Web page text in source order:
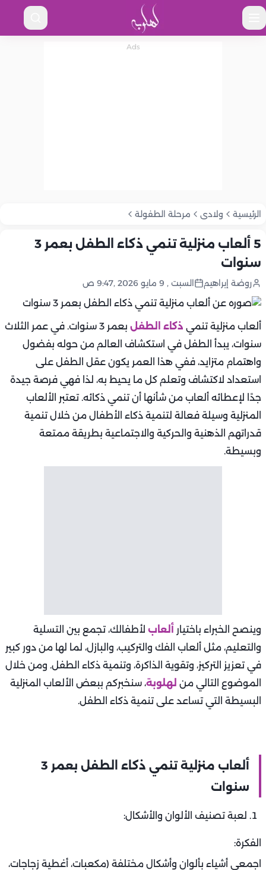
الرئيسية ولادى مرحلة الطفولة
5 ألعاب منزلية تنمي ذكاء الطفل بعمر 3
سنوات
روضة إبراهيم السبت , 9 مايو 2026 ,9:47 ص
ألعاب منزلية تنمي ذكاء الطفل
بعمر 3 سنوات. في عمر الثلاث
سنوات، يبدأ الطفل في استكشاف العالم من حوله بفضول
واهتمام متزايد، ففي هذا العمر يكون عقل الطفل على
استعداد لاكتشاف وتعلم كل ما يحيط به، لذا فهي فرصة جيدة
جدًا لإعطائه ألعاب من شأنها أن تنمي ذكائه. تعتبر الألعاب
المنزلية وسيلة فعالة لتنمية ذكاء الأطفال من خلال تنمية
قدراتهم الذهنية والحركية والاجتماعية بطريقة ممتعة
وبسيطة.
وينصح الخبراء باختيار ألعاب لأطفالك، تجمع بين التسلية
والتعليم، مثل ألعاب الفك والتركيب، والبازل، لما لها من دور كبير
في تعزيز التركيز، وتقوية الذاكرة، وتنمية ذكاء الطفل. ومن خلال
الموضوع التالي من لهلوبة، سنخبركم ببعض الألعاب المنزلية
البسيطة التي تساعد على تنمية ذكاء الطفل.
ألعاب منزلية تنمي ذكاء الطفل بعمر 3
سنوات
لعبة تصنيف الألوان والأشكال:
الفكرة:
اجمعي أشياء بألوان وأشكال مختلفة (مكعبات، أغطية زجاجات،